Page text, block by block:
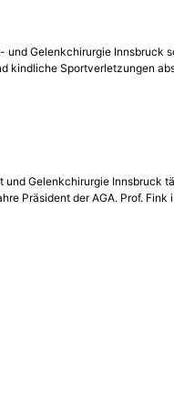
Gelenkchirurgie
kindliche Sportverletzungen
Gelenkchirurgie
Präsident der AGA. Prof.